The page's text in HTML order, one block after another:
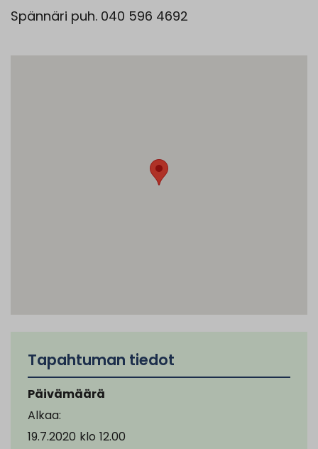
Spännäri puh. 040 596 4692
Tapahtuman tiedot
Päivämäärä
Alkaa:
19.7.2020 klo 12.00